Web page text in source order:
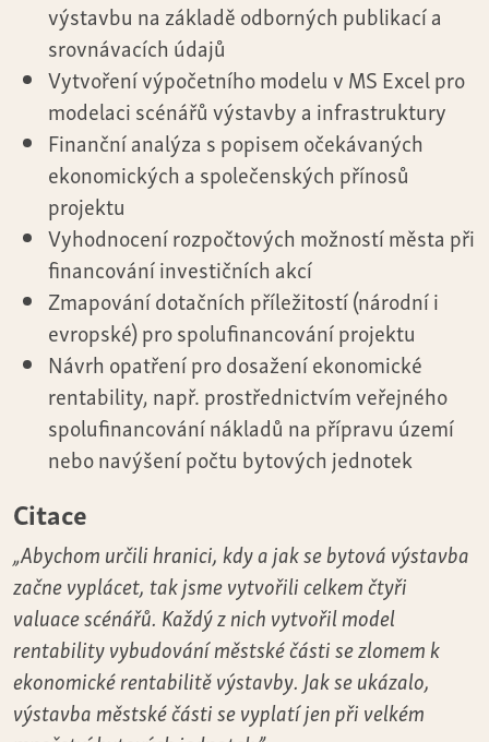
výstavbu na základě odborných publikací a
srovnávacích údajů
Vytvoření výpočetního modelu v MS Excel pro
modelaci scénářů výstavby a infrastruktury
Finanční analýza s popisem očekávaných
ekonomických a společenských přínosů
projektu
Vyhodnocení rozpočtových možností města při
financování investičních akcí
Zmapování dotačních příležitostí (národní i
evropské) pro spolufinancování projektu
Návrh opatření pro dosažení ekonomické
rentability, např. prostřednictvím veřejného
spolufinancování nákladů na přípravu území
nebo navýšení počtu bytových jednotek
Citace
„Abychom určili hranici, kdy a jak se bytová výstavba
začne vyplácet, tak jsme vytvořili celkem čtyři
valuace scénářů. Každý z nich vytvořil model
rentability vybudování městské části se zlomem k
ekonomické rentabilitě výstavby. Jak se ukázalo,
výstavba městské části se vyplatí jen při velkém